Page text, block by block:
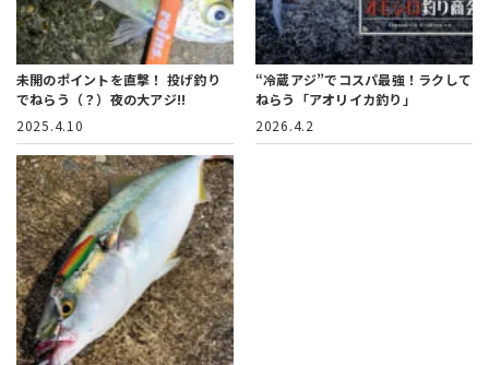
未開のポイントを直撃！ 投げ釣り
でねらう（？）夜の大アジ!!
2025.4.10
“冷蔵アジ”でコスパ最強！ラクして
ねらう「アオリイカ釣り」
2026.4.2